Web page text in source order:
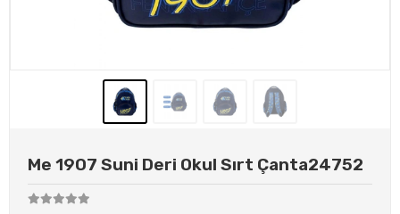
Me 1907 Suni Deri Okul Sırt Çanta24752